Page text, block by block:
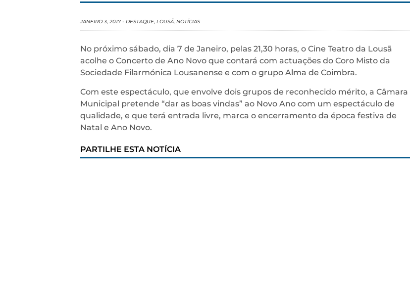
JANEIRO 3, 2017 - DESTAQUE, LOUSÃ, NOTÍCIAS
No próximo sábado, dia 7 de Janeiro, pelas 21,30 horas, o Cine Teatro da Lousã
acolhe o Concerto de Ano Novo que contará com actuações do Coro Misto da
Sociedade Filarmónica Lousanense e com o grupo Alma de Coimbra.
Com este espectáculo, que envolve dois grupos de reconhecido mérito, a Câmara
Municipal pretende “dar as boas vindas” ao Novo Ano com um espectáculo de
qualidade, e que terá entrada livre, marca o encerramento da época festiva de
Natal e Ano Novo.
PARTILHE ESTA NOTÍCIA